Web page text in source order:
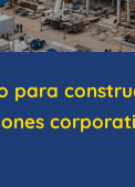
para